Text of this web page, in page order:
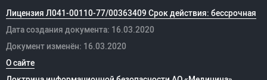
Лицензия Л041-00110-77/00363409 Срок действия: бессрочная
Дата создания документа: 16.03.2020
Документ изменён: 16.03.2020
О сайте